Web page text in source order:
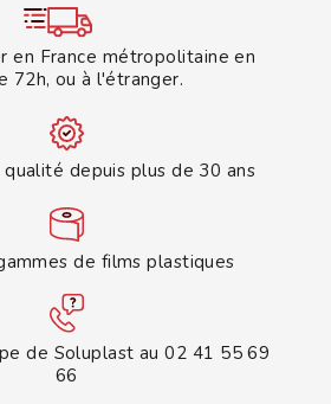
en France métropolitaine en
72h, ou à l'étranger.
depuis plus de 30 ans
de films plastiques
de Soluplast au 02 41 55 69
66